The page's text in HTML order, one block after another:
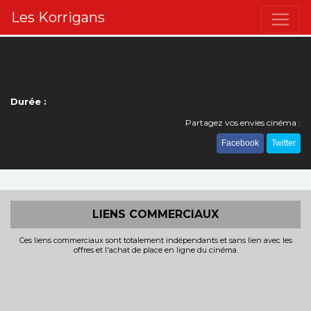
Les Korrigans
Durée :
Partagez vos envies cinéma :
Facebook Twitter
LIENS COMMERCIAUX
Ces liens commerciaux sont totalement indépendants et sans lien avec les
offres et l'achat de place en ligne du cinéma.